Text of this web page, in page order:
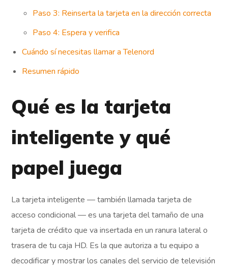
Paso 3: Reinserta la tarjeta en la dirección correcta
Paso 4: Espera y verifica
Cuándo sí necesitas llamar a Telenord
Resumen rápido
Qué es la tarjeta
inteligente y qué
papel juega
La tarjeta inteligente — también llamada tarjeta de
acceso condicional — es una tarjeta del tamaño de una
tarjeta de crédito que va insertada en un ranura lateral o
trasera de tu caja HD. Es la que autoriza a tu equipo a
decodificar y mostrar los canales del servicio de televisión